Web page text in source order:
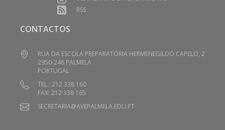
RSS
CONTACTOS
RUA DA ESCOLA PREPARATÓRIA HERMENEGILDO CAPELO, 2
2950-246 PALMELA
PORTUGAL
TEL.: 212 338 160
FAX: 212 338 165
SECRETARIA@AVEPALMELA.EDU.PT